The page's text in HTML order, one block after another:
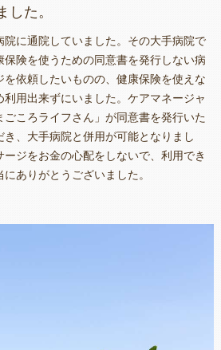
た。
に通院していました。その大手病院で
険を使うための同意書を発行しない病
を依頼したいものの、健康保険を使えな
用出来ずにいました。ケアマネージャ
ころライフさん」が同意書を発行いた
、大手病院と併用が可能となりまし
ジをお金の心配をしないで、利用でき
ありがとうございました。